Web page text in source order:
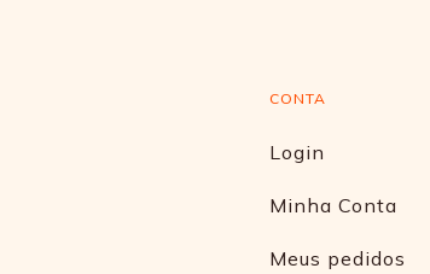
CONTA
Login
Minha Conta
Meus pedidos